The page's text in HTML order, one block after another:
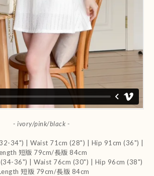
- ivory/pink/black -
34") | Waist 71cm (28") | Hip 91cm (36") |
短版 79cm/長版 84cm
36") | Waist 76cm (30") | Hip 96cm (38")
短版 79cm/長版 84cm